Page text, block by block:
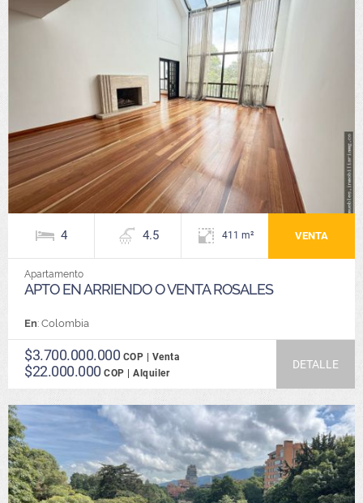
4 4.5 411 m² VENTA
Apartamento
APTO EN ARRIENDO O VENTA ROSALES
En: Colombia
$3.700.000.000 COP | Venta
$22.000.000 COP | Alquiler
DETALLE